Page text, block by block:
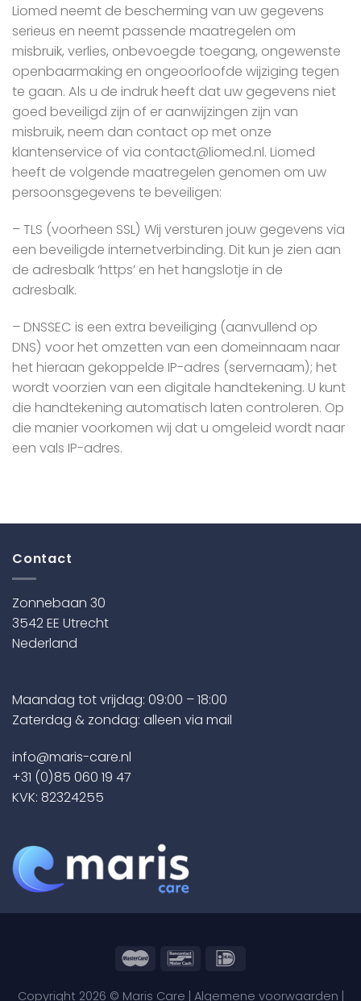
Liomed neemt de bescherming van uw gegevens
serieus en neemt passende maatregelen om
misbruik, verlies, onbevoegde toegang, ongewenste
openbaarmaking en ongeoorloofde wijziging tegen
te gaan. Als u de indruk heeft dat uw gegevens niet
goed beveiligd zijn of er aanwijzingen zijn van
misbruik, neem dan contact op met onze
klantenservice of via contact@liomed.nl. Liomed
heeft de volgende maatregelen genomen om uw
persoonsgegevens te beveiligen:
– TLS (voorheen SSL) Wij versturen jouw gegevens via
een beveiligde internetverbinding. Dit kun je zien aan
de adresbalk ‘https’ en het hangslotje in de
adresbalk.
– DNSSEC is een extra beveiliging (aanvullend op
DNS) voor het omzetten van een domeinnaam naar
het hieraan gekoppelde IP-adres (servernaam); het
wordt voorzien van een digitale handtekening. U kunt
die handtekening automatisch laten controleren. Op
die manier voorkomen wij dat u omgeleid wordt naar
een vals IP-adres.
Contact
Zonnebaan 30
3542 EE Utrecht
Nederland
Maandag tot vrijdag: 09:00 – 18:00
Zaterdag & zondag: alleen via mail
info@maris-care.nl
+31 (0)85 060 19 47
KVK: 82324255
Copyright 2026 © Maris Care | Algemene voorwaarden